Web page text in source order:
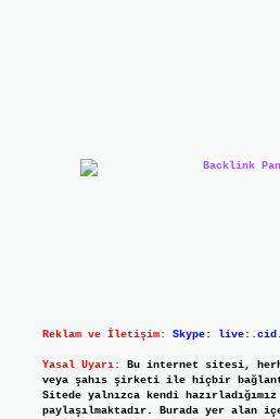
Reklam ve İletişim: Skype:
Yasal Uyarı:
Bu internet sitesi,
veya şahıs şirketi ile hiçbir
Sitede yalnızca kendi
paylaşılmaktadır. Burada yer alan